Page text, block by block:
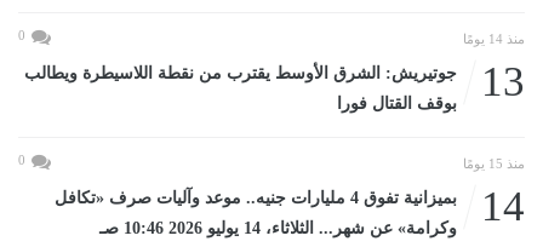
منذ 14 يومًا 0
13
جوتيريش: الشرق الأوسط يقترب من نقطة اللاسيطرة ويطالب
بوقف القتال فورا
منذ 15 يومًا 0
14
بميزانية تفوق 4 مليارات جنيه.. موعد وآليات صرف «تكافل
وكرامة» عن شهر... الثلاثاء، 14 يوليو 2026 10:46 صـ